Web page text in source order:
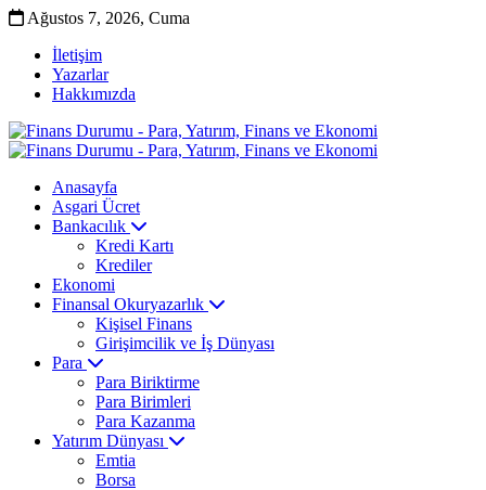
Ağustos 7, 2026, Cuma
İletişim
Yazarlar
Hakkımızda
Anasayfa
Asgari Ücret
Bankacılık
Kredi Kartı
Krediler
Ekonomi
Finansal Okuryazarlık
Kişisel Finans
Girişimcilik ve İş Dünyası
Para
Para Biriktirme
Para Birimleri
Para Kazanma
Yatırım Dünyası
Emtia
Borsa